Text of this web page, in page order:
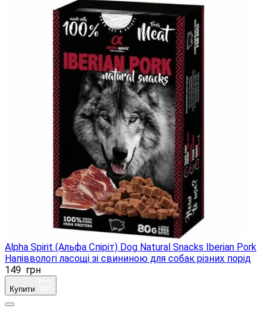
Alpha Spirit (Альфа Спіріт) Dog Natural Snacks Iberian Pork
Напіввологі ласощі зі свининою для собак різних порід
149 грн
Купити